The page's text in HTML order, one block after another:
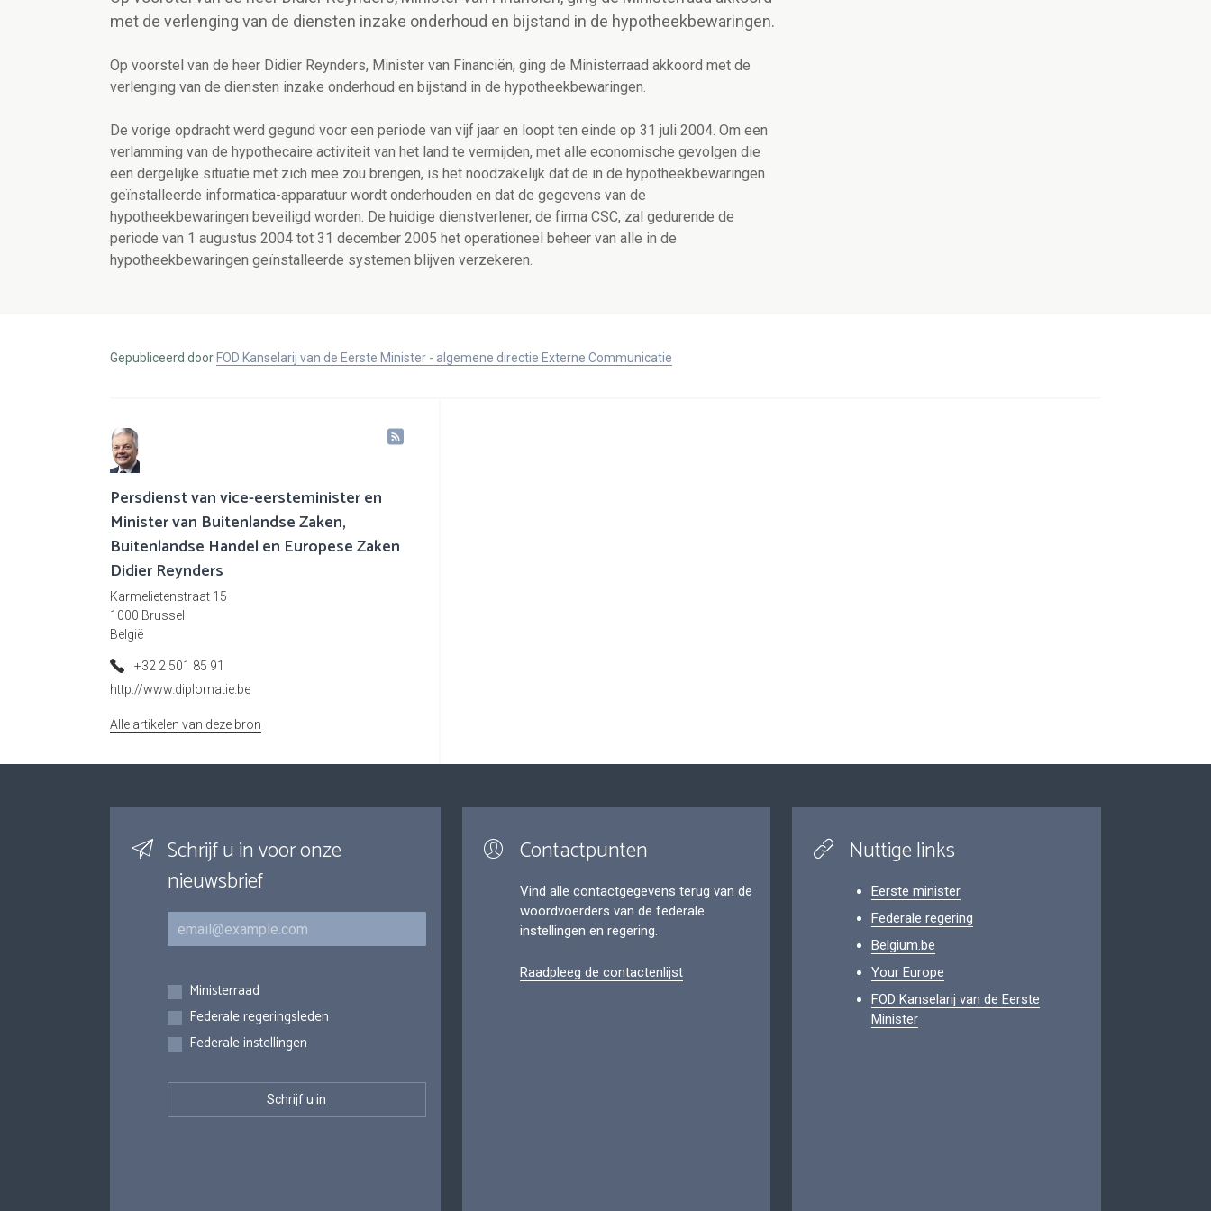
met de verlenging van de diensten inzake onderhoud en bijstand in de hypotheekbewaringen.
Op voorstel van de heer Didier Reynders, Minister van Financiën, ging de Ministerraad akkoord met de
verlenging van de diensten inzake onderhoud en bijstand in de hypotheekbewaringen.
De vorige opdracht werd gegund voor een periode van vijf jaar en loopt ten einde op 31 juli 2004. Om een
verlamming van de hypothecaire activiteit van het land te vermijden, met alle economische gevolgen die
een dergelijke situatie met zich mee zou brengen, is het noodzakelijk dat de in de hypotheekbewaringen
geïnstalleerde informatica-apparatuur wordt onderhouden en dat de gegevens van de
hypotheekbewaringen beveiligd worden. De huidige dienstverlener, de firma CSC, zal gedurende de
periode van 1 augustus 2004 tot 31 december 2005 het operationeel beheer van alle in de
hypotheekbewaringen geïnstalleerde systemen blijven verzekeren.
Gepubliceerd door FOD Kanselarij van de Eerste Minister - algemene directie Externe Communicatie
Persdienst van vice-eersteminister en
Minister van Buitenlandse Zaken,
Buitenlandse Handel en Europese Zaken
Didier Reynders
Karmelietenstraat 15
1000 Brussel
België
+32 2 501 85 91
http://www.diplomatie.be
Alle artikelen van deze bron
Schrijf u in voor onze
nieuwsbrief
E-mail
Inschrijvingen
Ministerraad
Federale regeringsleden
Federale instellingen
Contactpunten
Vind alle contactgegevens terug van de
woordvoerders van de federale
instellingen en regering.
Raadpleeg de contactenlijst
Nuttige links
Eerste minister
Federale regering
Belgium.be
Your Europe
FOD Kanselarij van de Eerste
Minister